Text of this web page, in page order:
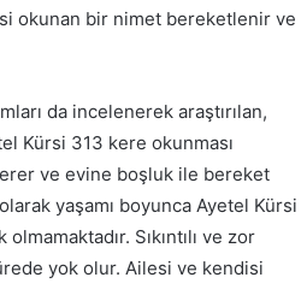
okunan bir nimet bereketlenir ve
da incelenerek araştırılan,
Kürsi 313 kere okunması
ve evine boşluk ile bereket
yaşamı boyunca Ayetel Kürsi
Sıkıntılı ve zor
yok olur. Ailesi ve kendisi